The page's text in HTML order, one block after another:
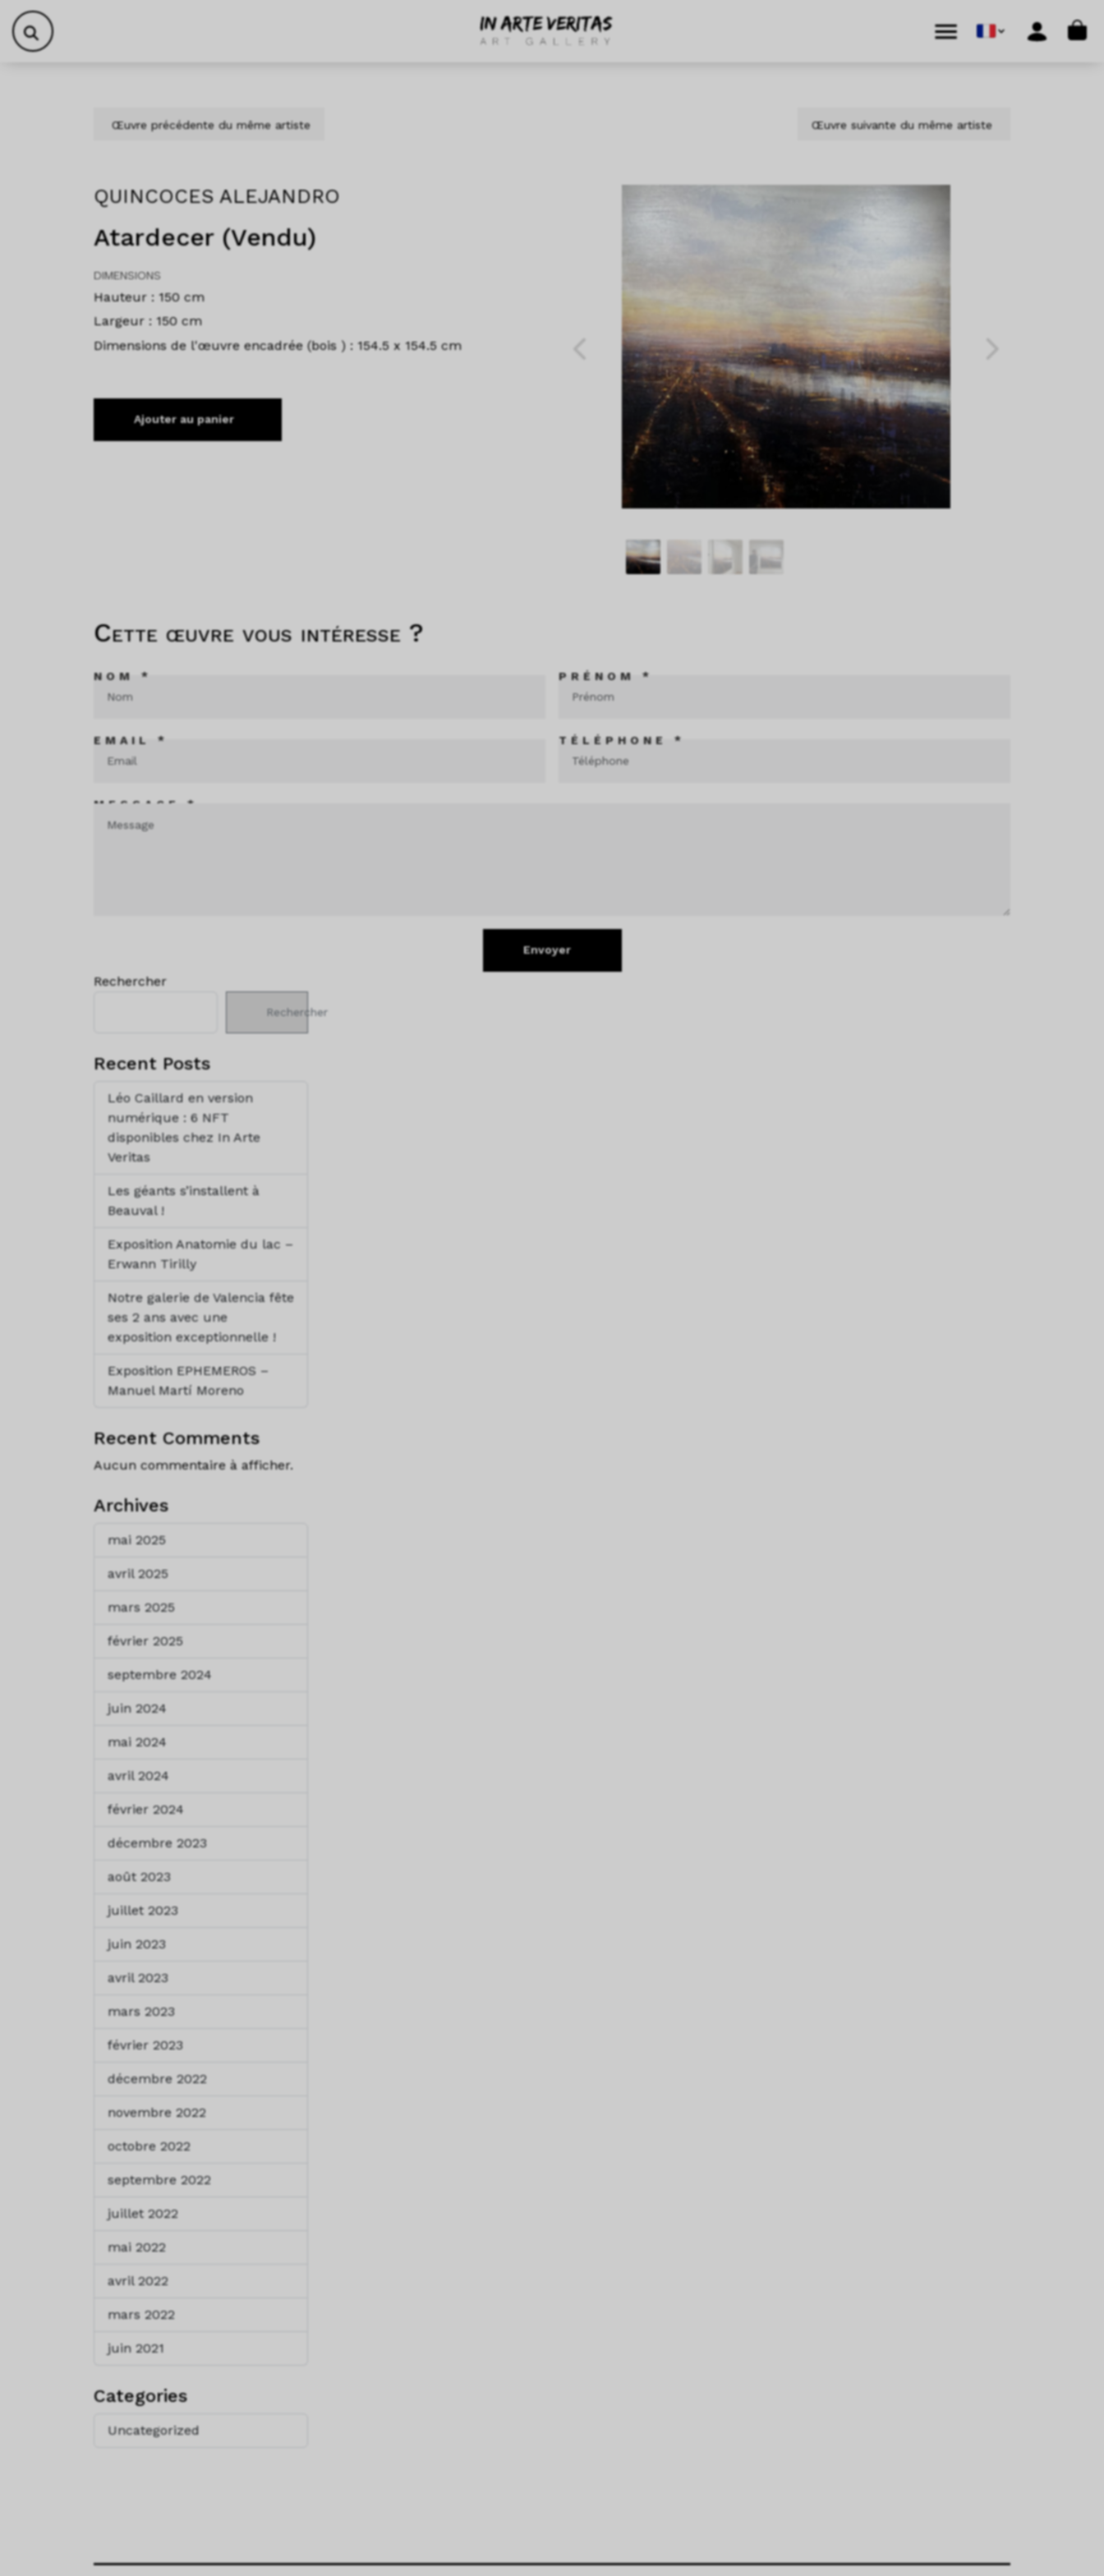
Aller au contenu
Skip to footer
Cart
Œuvre précédente du même artiste Œuvre suivante du même artiste
QUINCOCES ALEJANDRO
Atardecer (Vendu)
DIMENSIONS
Hauteur : 150 cm
Largeur : 150 cm
Dimensions de l'œuvre encadrée (bois ) : 154.5 x 154.5 cm
Ajouter au panier
Cette œuvre vous intéresse ?
NOM * PRÉNOM *
EMAIL * TÉLÉPHONE *
MESSAGE *
Envoyer
Rechercher
Rechercher
Recent Posts
Léo Caillard en version
numérique : 6 NFT
disponibles chez In Arte
Veritas
Les géants s’installent à
Beauval !
Exposition Anatomie du lac –
Erwann Tirilly
Notre galerie de Valencia fête
ses 2 ans avec une
exposition exceptionnelle !
Exposition EPHEMEROS –
Manuel Martí Moreno
Recent Comments
Aucun commentaire à afficher.
Archives
mai 2025
avril 2025
mars 2025
février 2025
septembre 2024
juin 2024
mai 2024
avril 2024
février 2024
décembre 2023
août 2023
juillet 2023
juin 2023
avril 2023
mars 2023
février 2023
décembre 2022
novembre 2022
octobre 2022
septembre 2022
juillet 2022
mai 2022
avril 2022
mars 2022
juin 2021
Categories
Uncategorized